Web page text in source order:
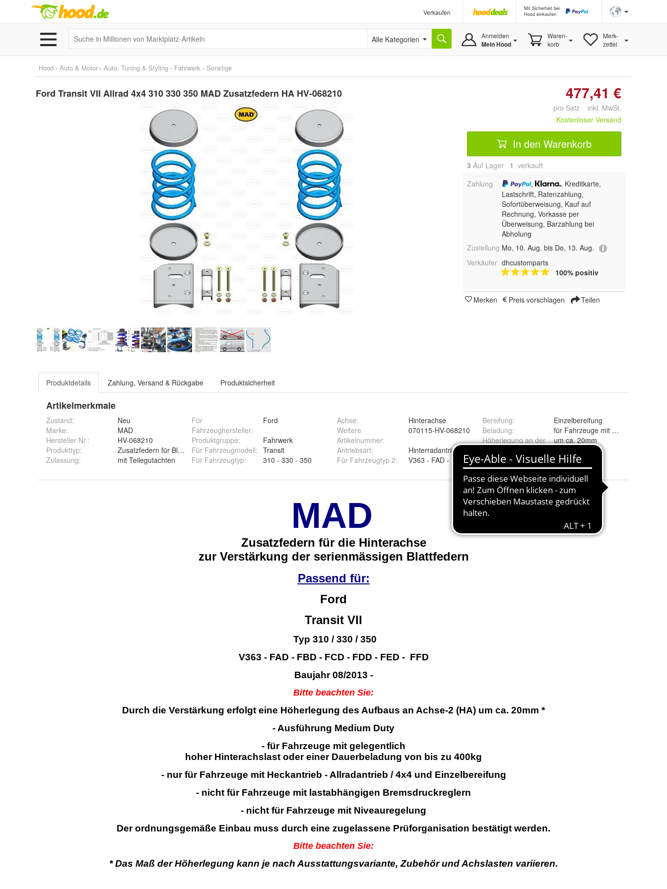
Verkaufen
Mit Sicherheit bei
Hood einkaufen
Alle Kategorien Anmelden
Mein Hood
Waren-
korb
Merk-
zettel
Hood › Auto & Motor › Auto: Tuning & Styling › Fahrwerk › Sonstige
Ford Transit VII Allrad 4x4 310 330 350 MAD Zusatzfedern HA HV-068210 477,41 €
pro Satz inkl. MwSt.
Kostenloser Versand
In den Warenkorb
3 Auf Lager 1 verkauft
Zahlung
,
, Kreditkarte,
Lastschrift, Ratenzahlung,
Sofortüberweisung, Kauf auf
Rechnung, Vorkasse per
Überweisung, Barzahlung bei
Abholung
Zustellung Mo, 10. Aug. bis Do, 13. Aug.
Verkäufer dhcustomparts
100% positiv
Merken Preis vorschlagen Teilen
Produktdetails Zahlung, Versand & Rückgabe Produktsicherheit
Artikelmerkmale
Zustand:
Neu
Marke:
MAD
Hersteller Nr.:
HV-068210
Produkttyp:
Zusatzfedern für Blattfedern
Zulassung: mit Teilegutachten
Für
Fahrzeughersteller:
Ford
Produktgruppe:
Fahrwerk
Für Fahrzeugmodell: Transit
Für Fahrzeugtyp: 310 - 330 - 350
Achse:
Hinterachse
Weitere
Artikelnummer:
070115-HV-068210
Antriebsart:
Hinterradantrieb + Allradantrieb
Für Fahrzeugtyp 2: V363 - FAD - FBD - FCD - FDD - FED - FFD
Bereifung:
Einzelbereifung
Beladung:
für Fahrzeuge mit maximaler
Höherlegung an der
um ca. 20mm